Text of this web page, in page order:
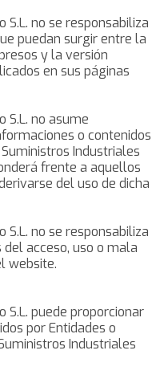
no se responsabiliza
puedan surgir entre la
y la versión
en sus páginas
S.L. no asume
o contenidos
Industriales
frente a aquellos
del uso de dicha
no se responsabiliza
acceso, uso o mala
website.
S.L. puede proporcionar
por Entidades o
Industriales